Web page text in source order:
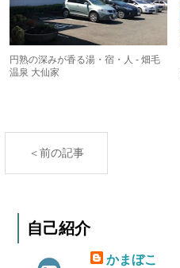
円熟の深みが香る湯・宿・人 - 畑毛
温泉 大仙家
＜前の記事
自己紹介
かまぼこ